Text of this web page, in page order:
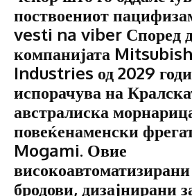
поствоениот
vesti na viber Според
компанијата
Industries од 2029
испорачува на
австралиска
повеќенаменски
Mogami. Овие
бродови, дизајнирани